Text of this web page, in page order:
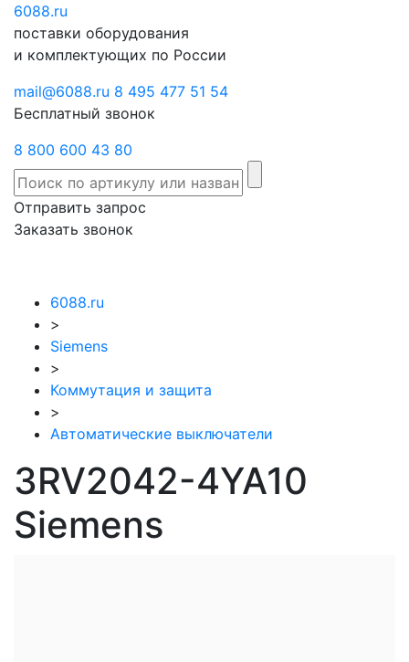
6088.ru
поставки оборудования
и комплектующих по России
mail@6088.ru 8 495 477 51 54
Бесплатный звонок
8 800 600 43 80
Отправить запрос
Заказать звонок
6088.ru
>
Siemens
>
Коммутация и защита
>
Автоматические выключатели
3RV2042-4YA10
Siemens
Отправить
запрос
звонок